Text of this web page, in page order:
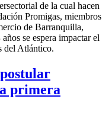
de la cual hacen
Promigas, miembros
de Barranquilla,
se espera impactar el
del Atlántico.
primera